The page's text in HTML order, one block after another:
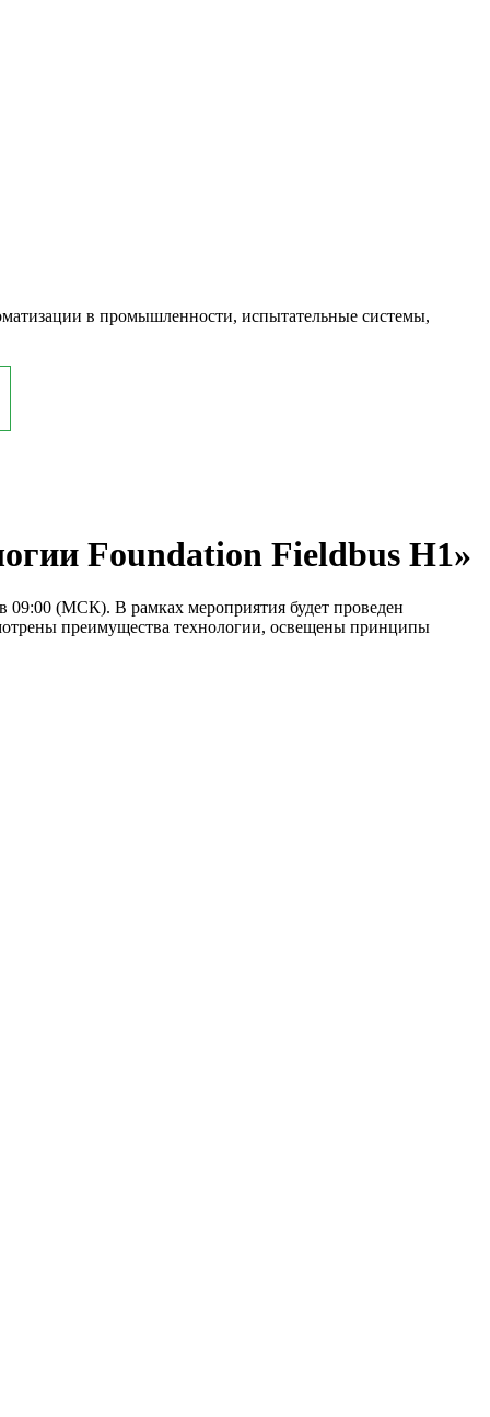
в промышленности, испытательные системы,
Foundation Fieldbus H1»
09:00 (МСК). В рамках мероприятия будет проведен
преимущества технологии, освещены принципы